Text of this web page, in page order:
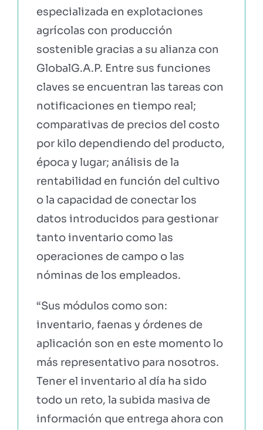
especializada en explotaciones
agrícolas con producción
sostenible gracias a su alianza con
GlobalG.A.P. Entre sus funciones
claves se encuentran las tareas con
notificaciones en tiempo real;
comparativas de precios del costo
por kilo dependiendo del producto,
época y lugar; análisis de la
rentabilidad en función del cultivo
o la capacidad de conectar los
datos introducidos para gestionar
tanto inventario como las
operaciones de campo o las
nóminas de los empleados.
“Sus módulos como son:
inventario, faenas y órdenes de
aplicación son en este momento lo
más representativo para nosotros.
Tener el inventario al día ha sido
todo un reto, la subida masiva de
información que entrega ahora con